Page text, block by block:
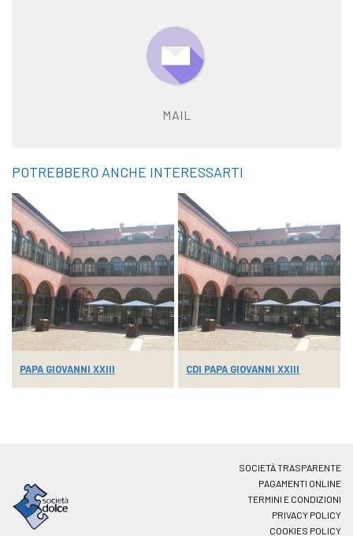
MAIL
POTREBBERO ANCHE INTERESSARTI
PAPA GIOVANNI XXIII CDI PAPA GIOVANNI XXIII
SOCIETÀ TRASPARENTE
PAGAMENTI ONLINE
TERMINI E CONDIZIONI
PRIVACY POLICY
COOKIES POLICY